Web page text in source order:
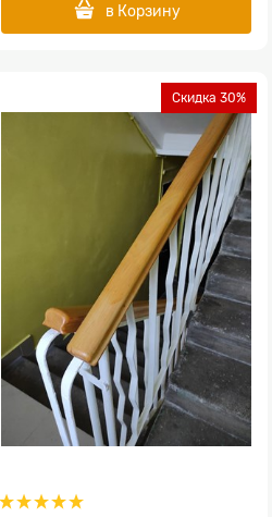
в Корзину
Скидка 30%